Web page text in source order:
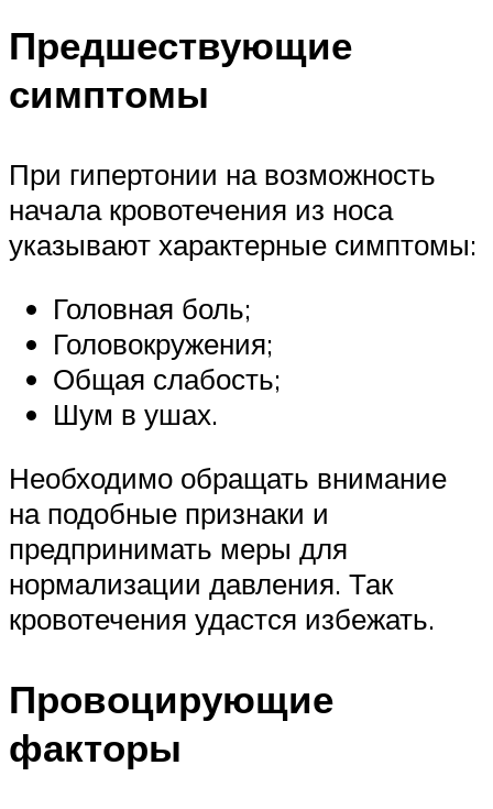
Предшествующие
симптомы
При гипертонии на возможность
начала кровотечения из носа
указывают характерные симптомы:
Головная боль;
Головокружения;
Общая слабость;
Шум в ушах.
Необходимо обращать внимание
на подобные признаки и
предпринимать меры для
нормализации давления. Так
кровотечения удастся избежать.
Провоцирующие
факторы